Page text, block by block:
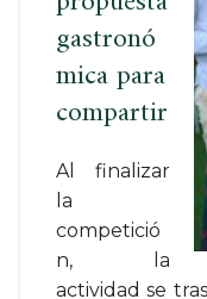
gastronó
mica para
compartir
Al finalizar
la
competició
n, la
actividad se